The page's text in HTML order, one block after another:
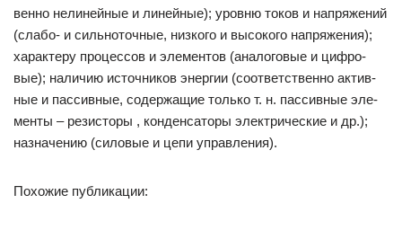
вен­но не­ли­ней­ные и ли­ней­ные); уров­ню то­ков и на­пря­же­ний
(сла­бо- и силь­но­точ­ные, низ­ко­го и вы­со­ко­го на­пря­же­ния);
ха­рак­те­ру про­цес­сов и эле­мен­тов (ана­ло­го­вые и циф­ро­
вые); на­ли­чию ис­точ­ни­ков энер­гии (со­от­вет­ст­вен­но ак­тив­
ные и пас­сив­ные, со­дер­жа­щие толь­ко т. н. пас­сив­ные эле­
мен­ты – ре­зи­сто­ры , кон­ден­са­то­ры элек­три­че­ские и др.);
на­зна­че­нию (си­ло­вые и це­пи управ­ле­ния).
Похожие публикации: